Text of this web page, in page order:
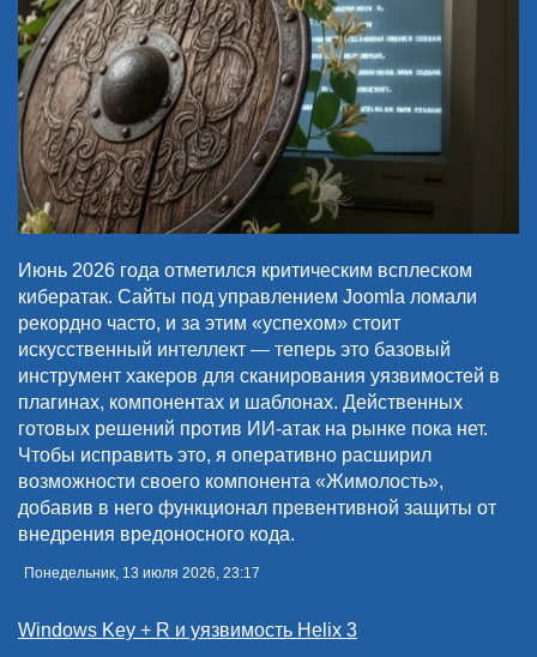
Июнь 2026 года отметился критическим всплеском
кибератак. Сайты под управлением Joomla ломали
рекордно часто, и за этим «успехом» стоит
искусственный интеллект — теперь это базовый
инструмент хакеров для сканирования уязвимостей в
плагинах, компонентах и шаблонах. Действенных
готовых решений против ИИ-атак на рынке пока нет.
Чтобы исправить это, я оперативно расширил
возможности своего компонента «Жимолость»,
добавив в него функционал превентивной защиты от
внедрения вредоносного кода.
Понедельник, 13 июля 2026, 23:17
Windows Key + R и уязвимость Helix 3